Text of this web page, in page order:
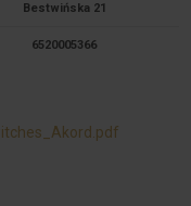
Bestwińska 21
6520005366